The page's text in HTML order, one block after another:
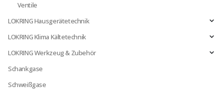
Ventile
LOKRING Hausgerätetechnik
LOKRING Klima Kältetechnik
LOKRING Werkzeug & Zubehör
Schankgase
Schweißgase